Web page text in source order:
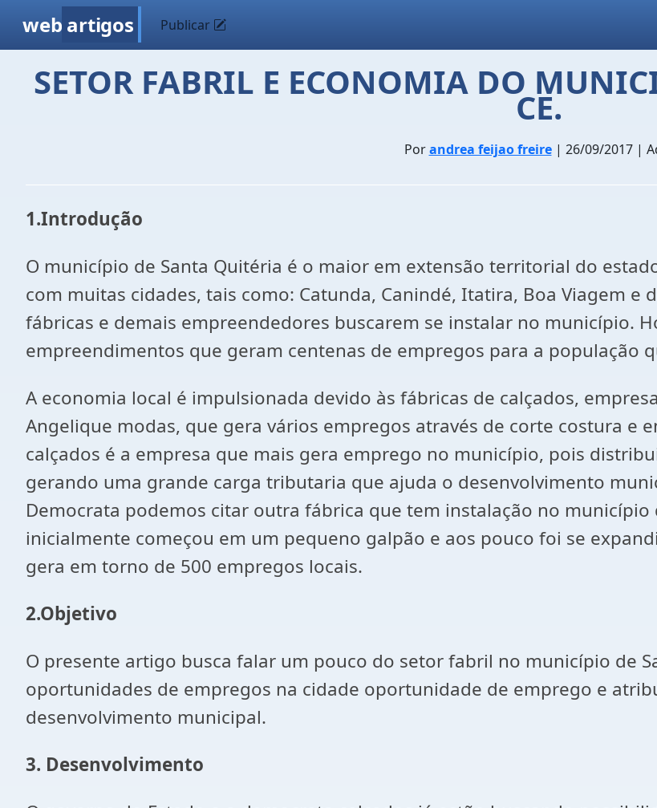
web artigos Publicar
SETOR FABRIL E ECONOMIA DO
CE.
Porandrea feijao freire| 26/09/2017 |
1.Introdução
O município de Santa Quitéria é o maior em extensão territorial do
com muitas cidades, tais como: Catunda, Canindé, Itatira, Boa Viagem e
fábricas e demais empreendedores buscarem se instalar no município.
empreendimentos que geram centenas de empregos para a população
A economia local é impulsionada devido às fábricas de calçados,
Angelique modas, que gera vários empregos através de corte costura e
calçados é a empresa que mais gera emprego no município, pois
gerando uma grande carga tributaria que ajuda o desenvolvimento
Democrata podemos citar outra fábrica que tem instalação no município
inicialmente começou em um pequeno galpão e aos pouco foi se
gera em torno de 500 empregos locais.
2.Objetivo
O presente artigo busca falar um pouco do setor fabril no município de
oportunidades de empregos na cidade oportunidade de emprego e
desenvolvimento municipal.
3. Desenvolvimento